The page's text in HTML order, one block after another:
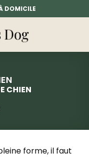
DOMICILE
CHIEN
forme, il faut